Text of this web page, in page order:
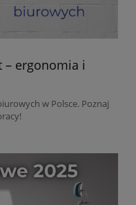
– ergonomia i
w Polsce. Poznaj